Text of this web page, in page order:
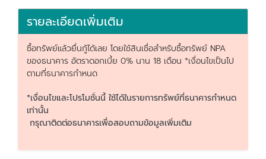
รายละเอียดเพิ่มเติม
ซื้อทรัพย์แล้วยื่นกู้ได้เลย โดยใช้สินเชื่อสำหรับซื้อทรัพย์ NPA
ของธนาคาร อัตราดอกเบี้ย 0% นาน 18 เดือน *เงื่อนไขเป็นไป
ตามที่ธนาคารกำหนด
*เงื่อนไขและโปรโมชั่นนี้ ใช้ได้ในรายการทรัพย์ที่ธนาคารกำหนด
เท่านั้น
กรุณาติดต่อธนาคารเพื่อสอบถามข้อมูลเพิ่มเติม